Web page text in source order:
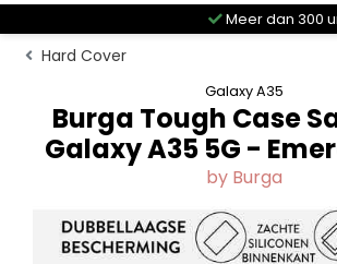
Meer dan 300 unieke
Hard Cover
Galaxy A35
Burga Tough Case
Galaxy A35 5G -
by Burga